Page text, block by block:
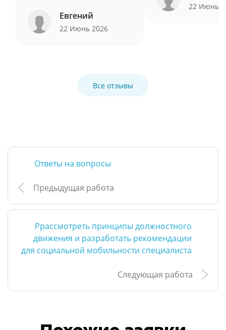
Евгений
22 Июнь 2026
22 Июнь
Все отзывы
Ответы на вопросы
Предыдущая работа
Ррассмотреть принципы должностного
движения и разработать рекомендации
для социальной мобильности специалиста
Следующая работа